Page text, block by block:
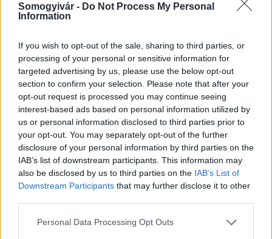
Somogyivár - Do Not Process My Personal
Information
If you wish to opt-out of the sale, sharing to third parties, or
processing of your personal or sensitive information for
targeted advertising by us, please use the below opt-out
section to confirm your selection. Please note that after your
opt-out request is processed you may continue seeing
interest-based ads based on personal information utilized by
us or personal information disclosed to third parties prior to
your opt-out. You may separately opt-out of the further
disclosure of your personal information by third parties on the
IAB’s list of downstream participants. This information may
also be disclosed by us to third parties on the IAB’s List of
Downstream Participants that may further disclose it to other
Please note that this website/app uses one or more Google
Personal Data Processing Opt Outs
Adócsalás - százmilliós bírságot szabott ki a Somogy
2018.06.20
Cégpiramist kiépítve 632 millió forintos kárt okozott az állami
költségvetésnek egy korábban a francia idegenlégióban is
szolgáló férfi és négy társa. Különösen jelentős vagyoni
hátrányt okozó költségvetési csalás bűntette és más
bűncselekmények miatt vádat emeltek ellenük - közölte Horváth
Szilárd Somogy megyei főügyész szerdán az MTI-vel.
Vádat emelt a Somogyi ügyészség egy 82 millió forint
adóhiányt okozó ügyvéd ellen
2018.04.17